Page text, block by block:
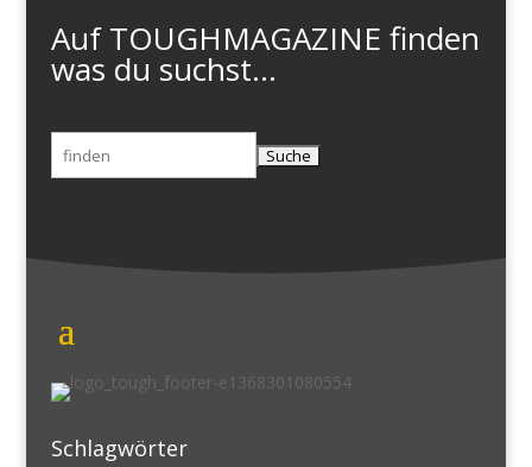
Auf TOUGHMAGAZINE finden
was du suchst...
Suchen
nach:
Schlagwörter